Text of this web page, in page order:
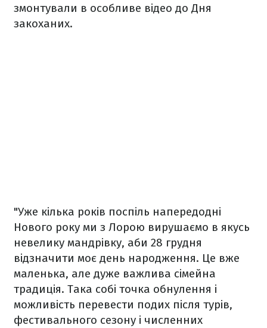
змонтували в особливе відео до Дня
закоханих.
"Уже кілька років поспіль напередодні
Нового року ми з Лорою вирушаємо в якусь
невелику мандрівку, аби 28 грудня
відзначити моє день народження. Це вже
маленька, але дуже важлива сімейна
традиція. Така собі точка обнулення і
можливість перевести подих після турів,
фестивального сезону і численних